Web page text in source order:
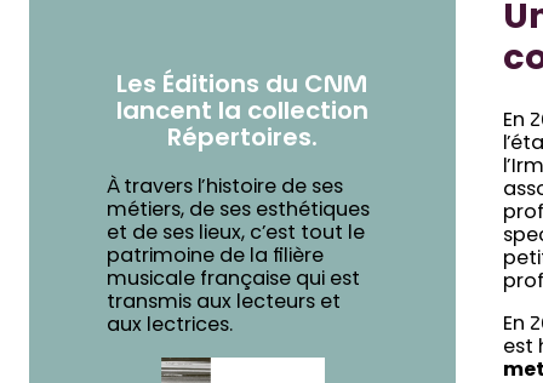
Les Éditions du CNM
lancent la collection
Répertoires.
À travers l’histoire de ses
métiers, de ses esthétiques
et de ses lieux, c’est tout le
patrimoine de la filière
musicale française qui est
transmis aux lecteurs et
aux lectrices.
En
En
est